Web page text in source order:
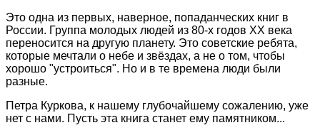
Это одна из первых, наверное, попаданческих книг в
России. Группа молодых людей из 80-х годов ХХ века
переносится на другую планету. Это советские ребята,
которые мечтали о небе и звёздах, а не о том, чтобы
хорошо "устроиться". Но и в те времена люди были
разные.
Петра Куркова, к нашему глубочайшему сожалению, уже
нет с нами. Пусть эта книга станет ему памятником...